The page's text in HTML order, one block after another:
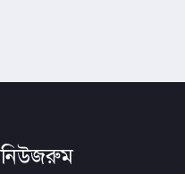
নিউজরুম